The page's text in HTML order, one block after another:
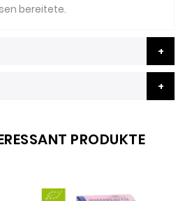
bereitete.
PRODUKTE